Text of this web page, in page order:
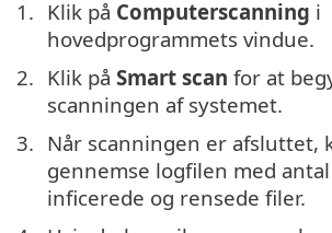
Klik på Computerscanning i
hovedprogrammets vindue.
Klik på Smart scan for at
scanningen af systemet.
Når scanningen er afsluttet,
gennemse logfilen med
inficerede og rensede filer.